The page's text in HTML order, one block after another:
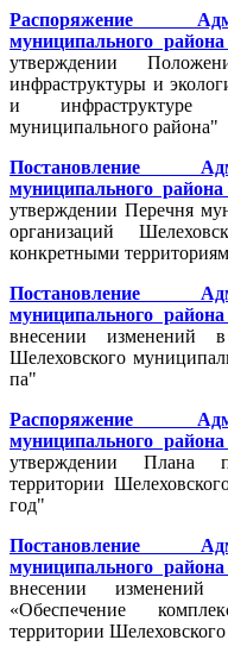
Распоряжение
муниципального
утверждении
инфраструктуры и
и инфраструктуре
муниципального района"
Постановление
муниципального
утверждении Перечня
организаций
конкретными
Постановление
муниципального
внесении изменений
Шелеховского
па"
Распоряжение
муниципального
утверждении Плана
территории
год"
Постановление
муниципального
внесении
«Обеспечение
территории